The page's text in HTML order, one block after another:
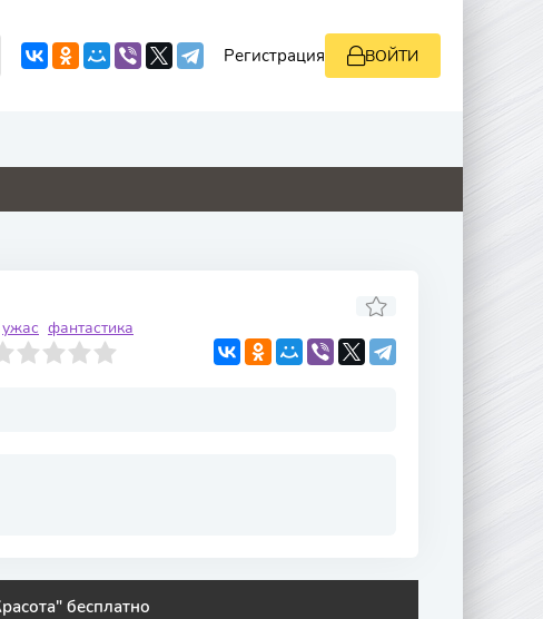
Регистрация ВОЙТИ
8.8 0 5.1 0
ужас фантастика
бесплатно